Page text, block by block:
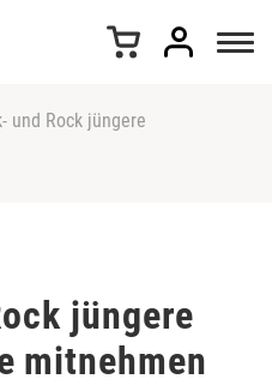
und Rock jüngere
jüngere
mitnehmen